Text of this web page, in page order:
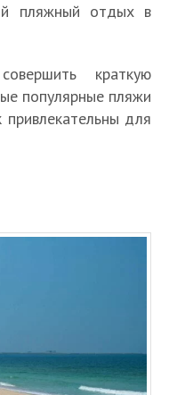
пляжный отдых в
краткую
популярные пляжи
для